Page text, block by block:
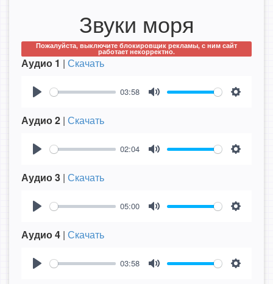
Звуки моря
Пожалуйста, выключите блокировщик рекламы, с ним сайт
работает некорректно.
Аудио 1 | Скачать
03:58
Аудио 2 | Скачать
02:04
Аудио 3 | Скачать
05:00
Аудио 4 | Скачать
03:58